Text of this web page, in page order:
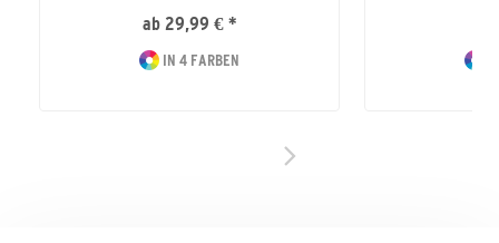
ab 29,99 € *
IN 4 FARBEN